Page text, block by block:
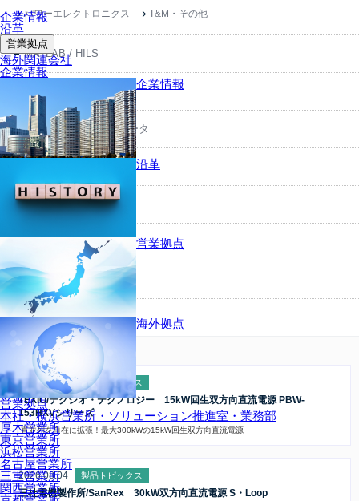
企業情報
沿革
営業拠点
海外関連会社
企業情報
企業情報
沿革
営業拠点
海外拠点
営業拠点
本社・横浜営業所・ソリューション推進室・業務部
厚木営業所
東京営業所
浜松営業所
名古屋営業所
三重営業所
関西営業所
パワーエレクトロニクス
T&M・その他
MATLAB / HILS
リアルタイムシミュレータ
観測・画像機器
試験機・特注
受託試験・修理・校正
その他
新着情報
2026.08.06 製品トピックス
TEXIO/テクシオ・テクノロジー 15kW回生双方向直流電源 PBW-
153HXVシリーズ
直並列を自在に拡張！最大300kWの15kW回生双方向直流電源
2026.08.04 製品トピックス
三社電機製作所/SanRex 30kW双方向直流電源 S・Loop